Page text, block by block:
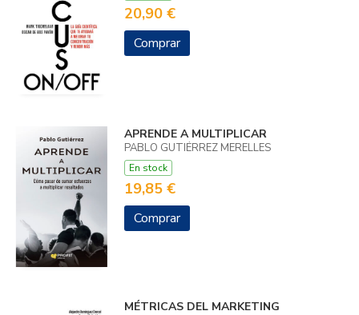
20,90 €
Comprar
APRENDE A MULTIPLICAR
PABLO GUTIÉRREZ MERELLES
En stock
19,85 €
Comprar
MÉTRICAS DEL MARKETING